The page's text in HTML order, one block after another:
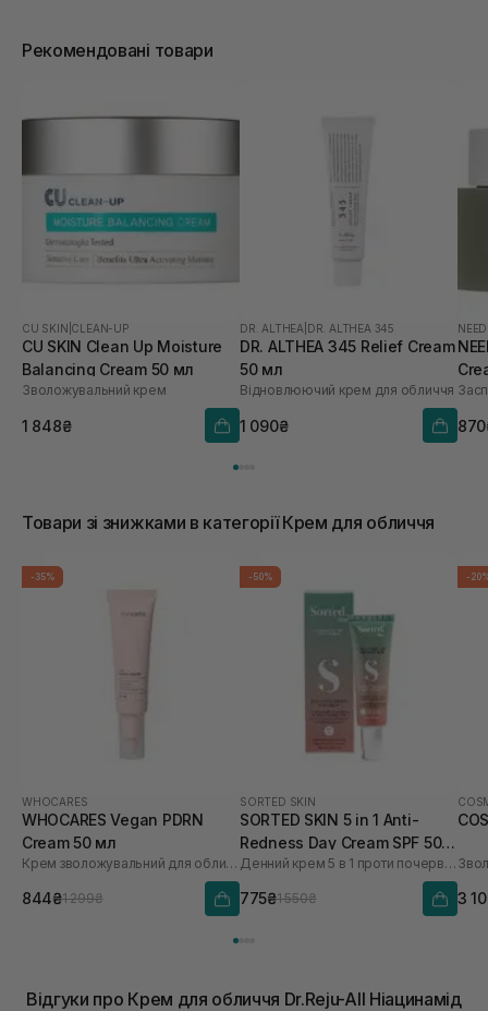
Рекомендовані товари
CU SKIN CLEAN-UP
CU SKIN Clean Up Moisture
Balancing Cream 50 мл
Зволожувальний крем
1 848₴
DR. ALTHEA DR. ALTHEA 345
DR. ALTHEA 345 Relief Cream
50 мл
Відновлюючий крем для обличчя
1 090₴
Товари зі знижками в категорії Крем для обличчя
-35%
WHOCARES
WHOCARES Vegan PDRN
Cream 50 мл
Крем зволожувальний для обличчя із веганськими полінуклеотидами
844₴1 299₴
-50%
SORTED SKIN
SORTED SKIN 5 in 1 Anti-
Redness Day Cream SPF 50
30 мл
Денний крем 5 в 1 проти почервоніння
775₴1 550₴
-
3
Відгуки про Крем для обличчя Dr.Reju-All Ніацинамід